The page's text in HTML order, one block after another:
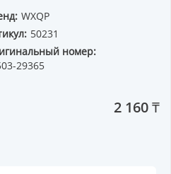
WXQP
50231
номер:
29365
2 160 ₸